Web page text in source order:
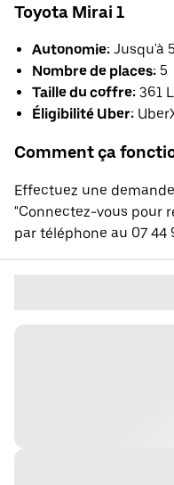
Toyota Mirai 1
Autonomie: Jusqu'à
Nombre de places: 5
Taille du coffre: 361 L
Éligibilité Uber:
Comment ça
Effectuez une
"Connectez-vous pour
par téléphone au 07 44